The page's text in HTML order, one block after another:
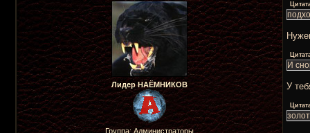
Лидер НАЁМНИКОВ
Группа: Администраторы
И
У